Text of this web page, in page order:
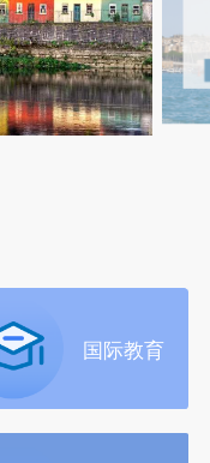
国际教育